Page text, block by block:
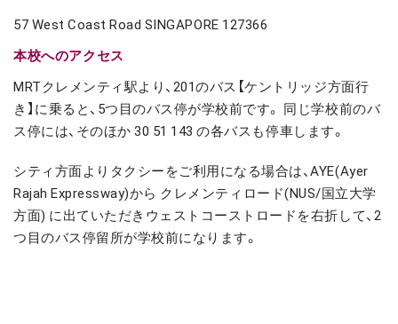
57 West Coast Road SINGAPORE 127366
本校へのアクセス
MRTクレメンティ駅より、201のバス【ケントリッジ方面行
き】に乗ると、5つ目のバス停が学校前です。 同じ学校前のバ
ス停には、そのほか 30 51 143 の各バスも停車します。
シティ方面よりタクシーをご利用になる場合は、AYE(Ayer
Rajah Expressway)から クレメンティロード(NUS/国立大学
方面) に出ていただきウェストコーストロードを右折して、2
つ目のバス停留所が学校前になります。